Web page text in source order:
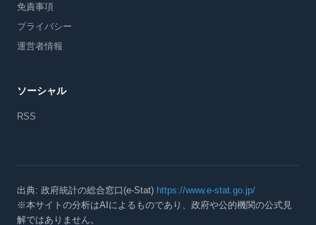
免責事項
プライバシー
運営者情報
ソーシャル
RSS
出典: 政府統計の総合窓口(e-Stat) https://www.e-stat.go.jp/
※本サイトの分析はAIによるものであり、政府や公的機関の公式見
解ではありません。